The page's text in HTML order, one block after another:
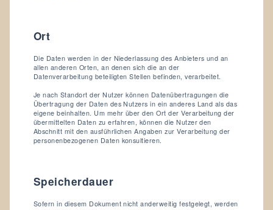
Ort
Die Daten werden in der Niederlassung des Anbieters und an
allen anderen Orten, an denen sich die an der
Datenverarbeitung beteiligten Stellen befinden, verarbeitet.
Je nach Standort der Nutzer können Datenübertragungen die
Übertragung der Daten des Nutzers in ein anderes Land als das
eigene beinhalten. Um mehr über den Ort der Verarbeitung der
übermittelten Daten zu erfahren, können die Nutzer den
Abschnitt mit den ausführlichen Angaben zur Verarbeitung der
personenbezogenen Daten konsultieren.
Speicherdauer
Sofern in diesem Dokument nicht anderweitig festgelegt, werden